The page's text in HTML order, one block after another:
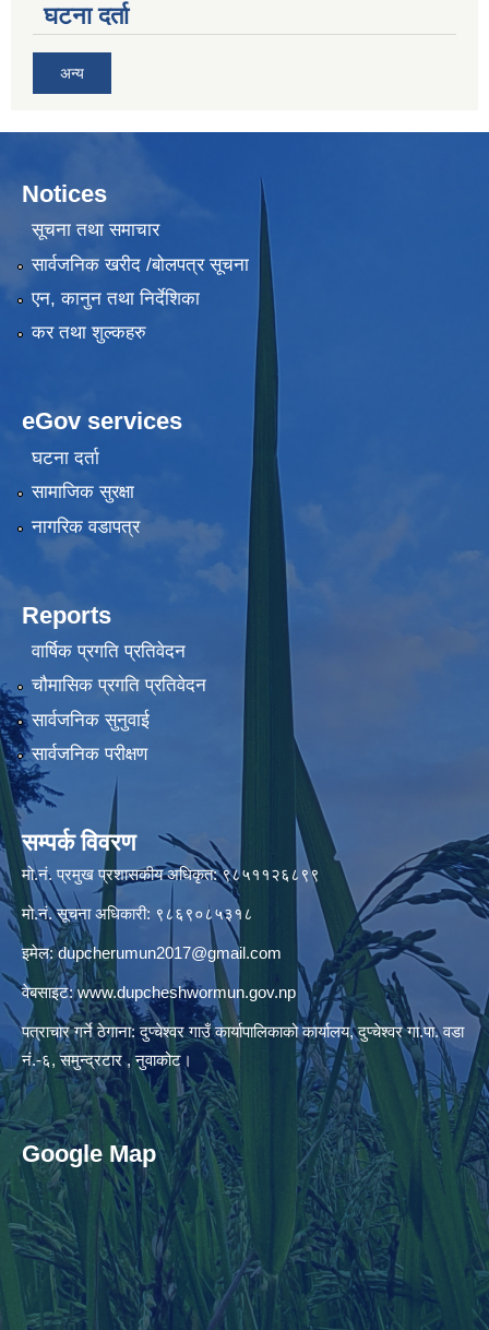
घटना दर्ता
अन्य
Notices
सूचना तथा समाचार
सार्वजनिक खरीद /बोलपत्र सूचना
एन, कानुन तथा निर्देशिका
कर तथा शुल्कहरु
eGov services
घटना दर्ता
सामाजिक सुरक्षा
नागरिक वडापत्र
Reports
वार्षिक प्रगति प्रतिवेदन
चौमासिक प्रगति प्रतिवेदन
सार्वजनिक सुनुवाई
सार्वजनिक परीक्षण
सम्पर्क विवरण
मो.नं. प्रमुख प्रशासकीय अधिकृत: ९८५११२६८९९
मो.नं. सूचना अधिकारी: ९८६९०८५३१८
इमेल:dupcherumun2017@gmail.com
वेबसाइट:www.dupcheshwormun.gov.np
पत्राचार गर्ने ठेगाना: दुप्चेश्वर गाउँ कार्यापालिकाको कार्यालय, दुप्चेश्वर गा.पा. वडा
नं.-६, समुन्द्रटार , नुवाकोट।
Google Map